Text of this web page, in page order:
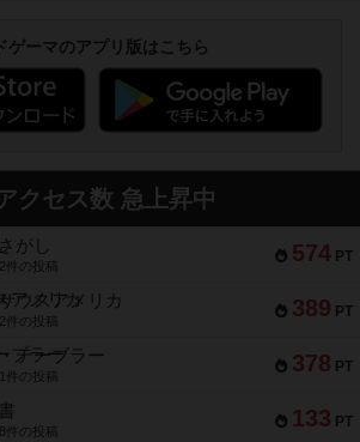
ゲーマのアプリ版はこちら
クセス数 急上昇中
574 PT
がし
2件の投稿
389 PT
ウスアメリカ
2件の投稿
378 PT
テーブラー
1件の投稿
133 PT
8件の投稿